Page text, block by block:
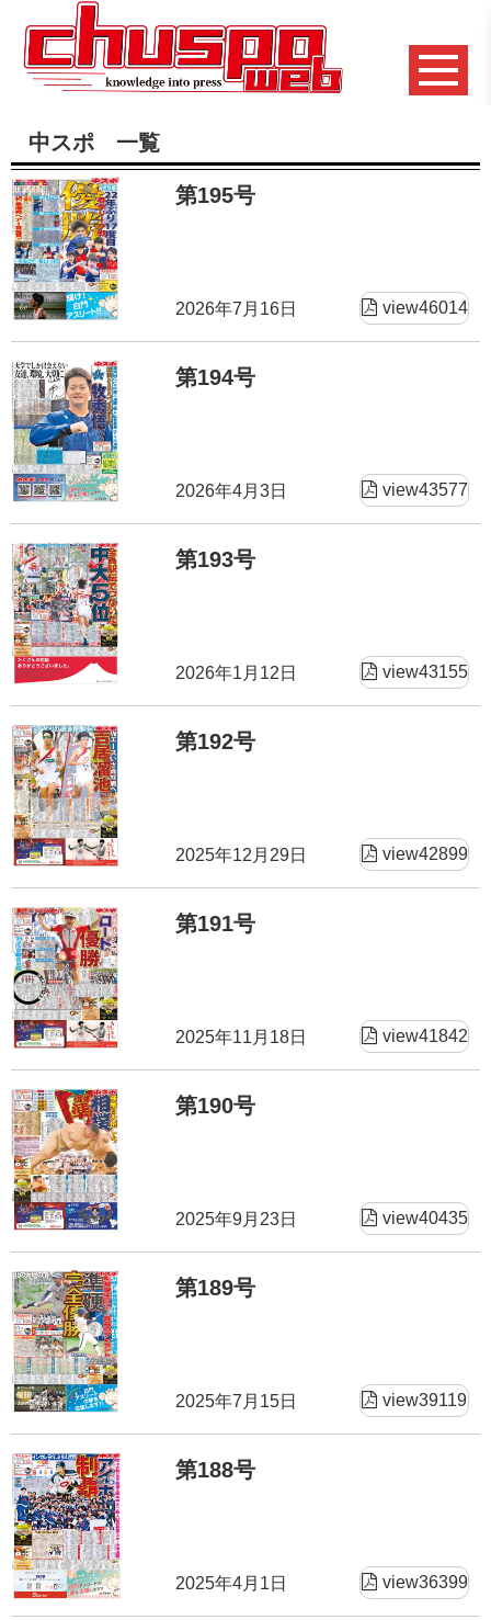
中スポ 一覧
第195号
2026年7月16日 view46014
第194号
2026年4月3日 view43577
第193号
2026年1月12日 view43155
第192号
2025年12月29日 view42899
第191号
2025年11月18日 view41842
第190号
2025年9月23日 view40435
第189号
2025年7月15日 view39119
第188号
2025年4月1日 view36399